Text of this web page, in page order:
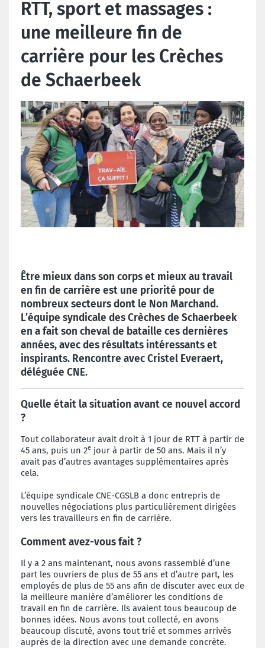
RTT, sport et massages :
une meilleure fin de
carrière pour les Crèches
de Schaerbeek
Être mieux dans son corps et mieux au travail
en fin de carrière est une priorité pour de
nombreux secteurs dont le Non Marchand.
L’équipe syndicale des Crèches de Schaerbeek
en a fait son cheval de bataille ces dernières
années, avec des résultats intéressants et
inspirants. Rencontre avec Cristel Everaert,
déléguée CNE.
Quelle était la situation avant ce nouvel accord
?
Tout collaborateur avait droit à 1 jour de RTT à partir de
45 ans, puis un 2e jour à partir de 50 ans. Mais il n’y
avait pas d’autres avantages supplémentaires après
cela.
L’équipe syndicale CNE-CGSLB a donc entrepris de
nouvelles négociations plus particulièrement dirigées
vers les travailleurs en fin de carrière.
Comment avez-vous fait ?
Il y a 2 ans maintenant, nous avons rassemblé d’une
part les ouvriers de plus de 55 ans et d’autre part, les
employés de plus de 55 ans afin de discuter avec eux de
la meilleure manière d’améliorer les conditions de
travail en fin de carrière. Ils avaient tous beaucoup de
bonnes idées. Nous avons tout collecté, en avons
beaucoup discuté, avons tout trié et sommes arrivés
auprès de la direction avec une demande concrète.